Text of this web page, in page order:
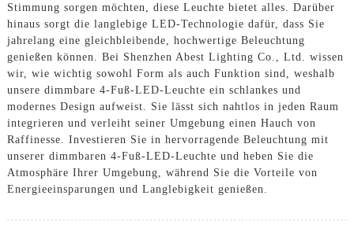
Stimmung sorgen möchten, diese Leuchte bietet alles. Darüber
hinaus sorgt die langlebige LED-Technologie dafür, dass Sie
jahrelang eine gleichbleibende, hochwertige Beleuchtung
genießen können. Bei Shenzhen Abest Lighting Co., Ltd. wissen
wir, wie wichtig sowohl Form als auch Funktion sind, weshalb
unsere dimmbare 4-Fuß-LED-Leuchte ein schlankes und
modernes Design aufweist. Sie lässt sich nahtlos in jeden Raum
integrieren und verleiht seiner Umgebung einen Hauch von
Raffinesse. Investieren Sie in hervorragende Beleuchtung mit
unserer dimmbaren 4-Fuß-LED-Leuchte und heben Sie die
Atmosphäre Ihrer Umgebung, während Sie die Vorteile von
Energieeinsparungen und Langlebigkeit genießen.